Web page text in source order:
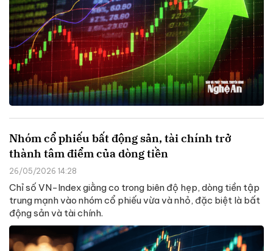
Nhóm cổ phiếu bất động sản, tài chính trở
thành tâm điểm của dòng tiền
26/05/2026 14:28
Chỉ số VN-Index giằng co trong biên độ hẹp, dòng tiền tập
trung mạnh vào nhóm cổ phiếu vừa và nhỏ, đặc biệt là bất
động sản và tài chính.